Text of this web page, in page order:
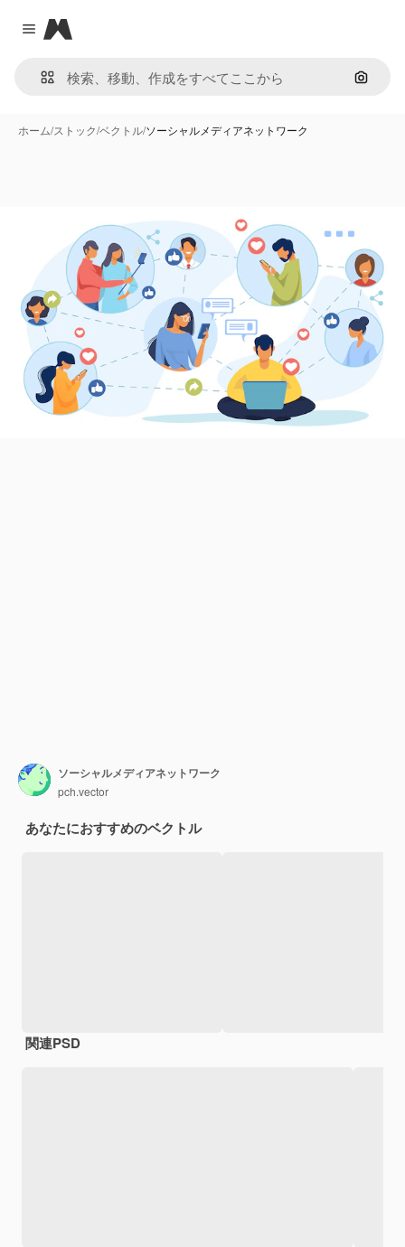
Close menu
Magnific
画像で
ホーム/ストック/ベクトル/ソーシャルメディアネットワーク
ソーシャルメディアネットワーク
pch.vector
あなたにおすすめのベクトル
関連PSD